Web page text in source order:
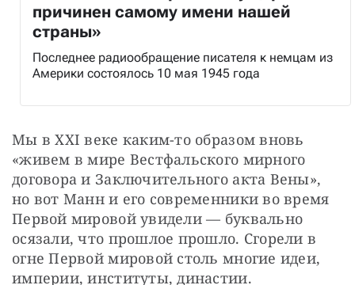
причинен самому имени нашей
страны»
Последнее радиообращение писателя к немцам из
Америки состоялось 10 мая 1945 года
Мы в XXI веке каким-то образом вновь
«живем в мире Вестфальского мирного
договора и Заключительного акта Вены»,
но вот Манн и его современники во время
Первой мировой увидели — буквально
осязали, что прошлое прошло. Сгорели в
огне Первой мировой столь многие идеи,
империи, институты, династии.